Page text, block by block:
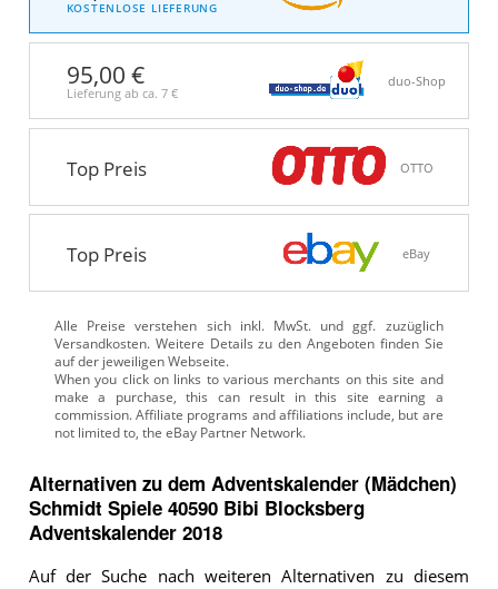
KOSTENLOSE LIEFERUNG
95,00 €
Lieferung ab ca. 7 €
duo-Shop
Top Preis OTTO
Top Preis eBay
Alle Preise verstehen sich inkl. MwSt. und ggf. zuzüglich
Versandkosten. Weitere Details zu den Angeboten finden Sie
auf der jeweiligen Webseite.
Alternativen zu dem Adventskalender (Mädchen)
Schmidt Spiele 40590 Bibi Blocksberg
Adventskalender 2018
Auf der Suche nach weiteren Alternativen zu diesem